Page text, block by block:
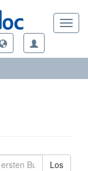
Los